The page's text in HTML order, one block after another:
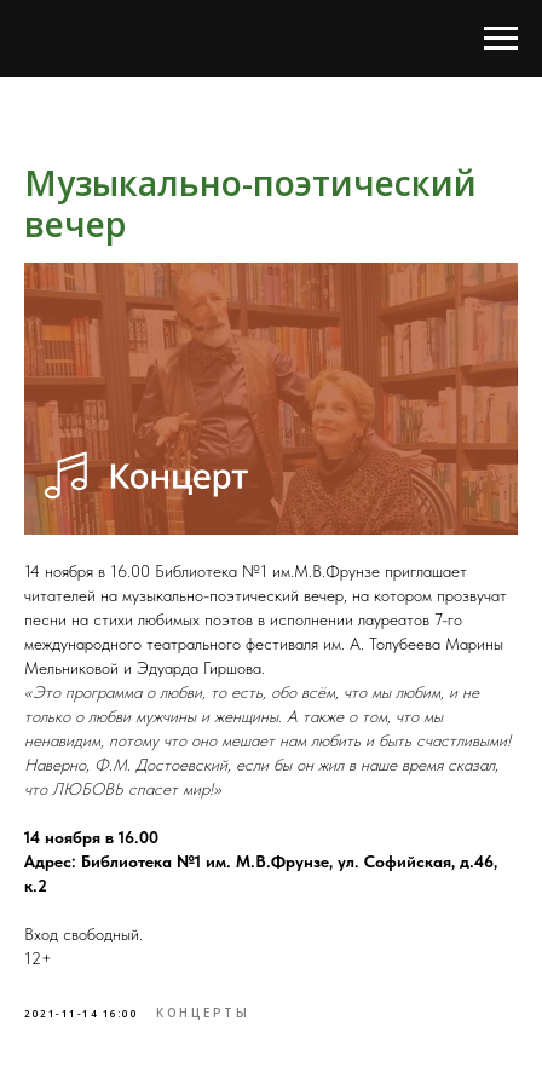
Музыкально-поэтический
вечер
14 ноября в 16.00 Библиотека №1 им.М.В.Фрунзе приглашает
читателей на музыкально-поэтический вечер, на котором прозвучат
песни на стихи любимых поэтов в исполнении лауреатов 7-го
международного театрального фестиваля им. А. Толубеева Марины
Мельниковой и Эдуарда Гиршова.
«Это программа о любви, то есть, обо всём, что мы любим, и не
только о любви мужчины и женщины. А также о том, что мы
ненавидим, потому что оно мешает нам любить и быть счастливыми!
Наверно, Ф.М. Достоевский, если бы он жил в наше время сказал,
что ЛЮБОВЬ спасет мир!»
14 ноября в 16.00
Адрес: Библиотека №1 им. М.В.Фрунзе, ул. Софийская, д.46,
к.2
Вход свободный.
12+
2021-11-14 16:00 КОНЦЕРТЫ